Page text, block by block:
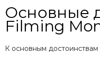
Основные
Filming
К основным